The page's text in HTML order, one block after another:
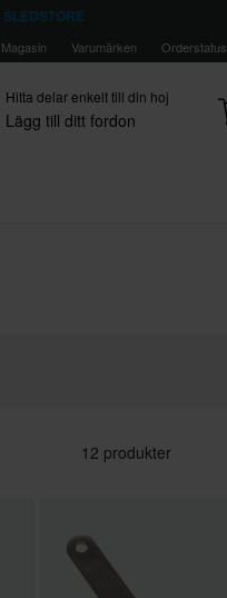
SLEDSTORE
Magasin Varumärken Orderstatus
Hitta delar enkelt till din hoj
Lägg till ditt fordon
12 produkter